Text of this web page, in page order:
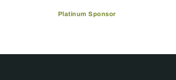
Platinum Sponsor